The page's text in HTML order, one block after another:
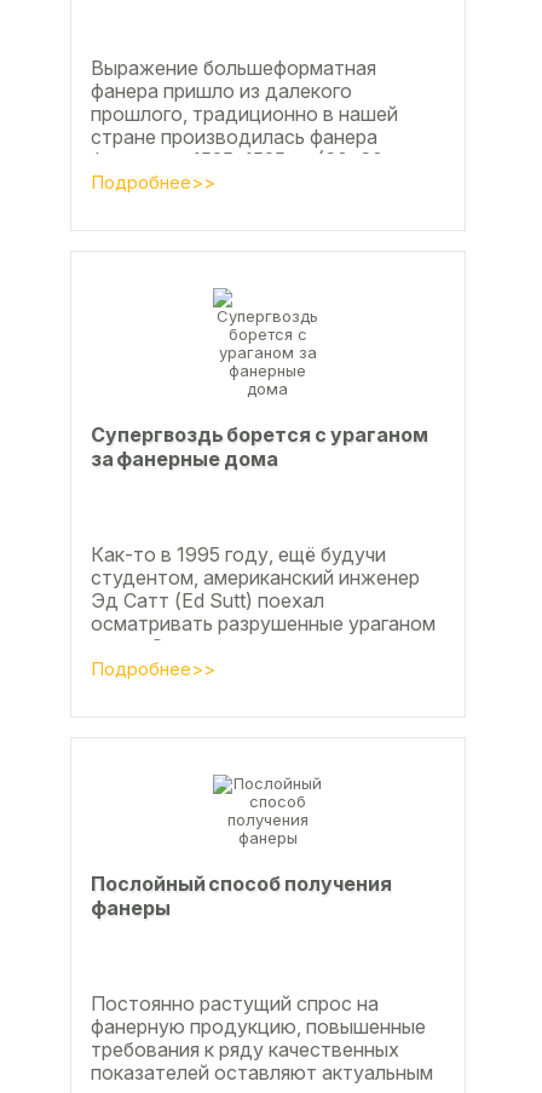
Выражение большеформатная
фанера пришло из далекого
прошлого, традиционно в нашей
стране производилась фанера
форматом 1525х1525мм (60х60
дюймов), форматы отличающиеся в
Подробнее>>
Супергвоздь борется с ураганом
за фанерные дома
Как-то в 1995 году, ещё будучи
студентом, американский инженер
Эд Сатт (Ed Sutt) поехал
осматривать разрушенные ураганом
дома. Он удивился, что ударов
стихии в большинстве случаев не...
Подробнее>>
Послойный способ получения
фанеры
Постоянно растущий спрос на
фанерную продукцию, повышенные
требования к ряду качественных
показателей оставляют актуальным